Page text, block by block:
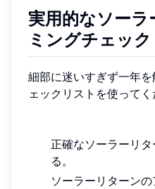
実用的なソーラ
ミングチェック
細部に迷いすぎず一年
ェックリストを使ってく
正確なソーラーリ
る。
ソーラーリターン